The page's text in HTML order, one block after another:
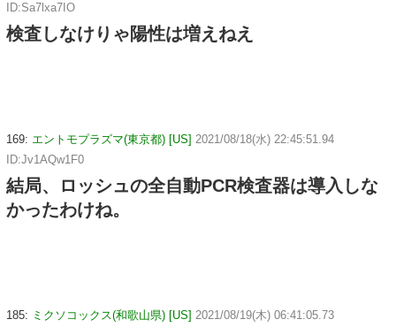
ID:Sa7lxa7IO
検査しなけりゃ陽性は増えねえ
169: エントモプラズマ(東京都) [US] 2021/08/18(水) 22:45:51.94
ID:Jv1AQw1F0
結局、ロッシュの全自動PCR検査器は導入しな
かったわけね。
185: ミクソコックス(和歌山県) [US] 2021/08/19(木) 06:41:05.73